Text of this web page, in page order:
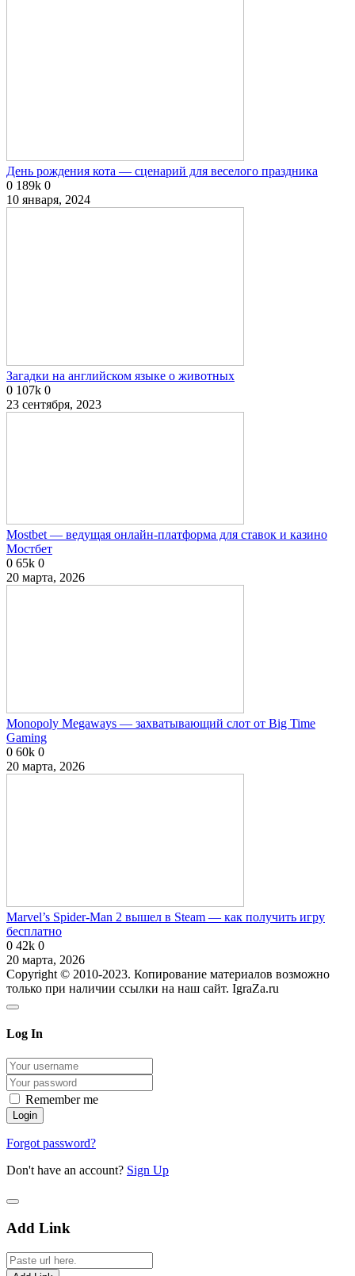
День рождения кота — сценарий для веселого праздника
0 189k 0
10 января, 2024
Загадки на английском языке о животных
0 107k 0
23 сентября, 2023
Mostbet — ведущая онлайн-платформа для ставок и казино
Мостбет
0 65k 0
20 марта, 2026
Monopoly Megaways — захватывающий слот от Big Time
Gaming
0 60k 0
20 марта, 2026
Marvel’s Spider-Man 2 вышел в Steam — как получить игру
бесплатно
0 42k 0
20 марта, 2026
Copyright © 2010-2023. Копирование материалов возможно
только при наличии ссылки на наш сайт. IgraZa.ru
Log In
Remember me
Forgot password?
Don't have an account? Sign Up
Add Link